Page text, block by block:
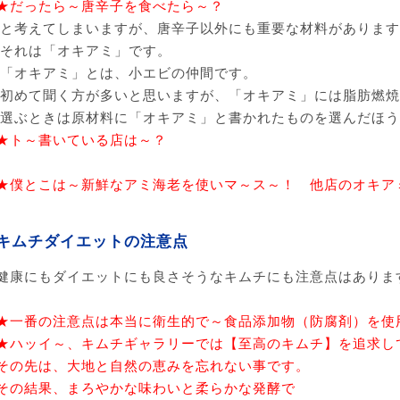
だったら～唐辛子を食べたら～？
考えてしまいますが、唐辛子以外にも重要な材料がありま
れは「オキアミ」です。
オキアミ」とは、小エビの仲間です。
めて聞く方が多いと思いますが、「オキアミ」には脂肪燃
ぶときは原材料に「オキアミ」と書かれたものを選んだほ
ト～書いている店は～？
僕とこは～新鮮なアミ海老を使いマ～ス～！ 他店のオキア
ムチダイエットの注意点
康にもダイエットにも良さそうなキムチにも注意点はありま
一番の注意点は本当に衛生的で～食品添加物（防腐剤）を使
ハッイ～、キムチギャラリーでは【至高のキムチ】を追求し
の先は、大地と自然の恵みを忘れない事です。
の結果、まろやかな味わいと柔らかな発酵で